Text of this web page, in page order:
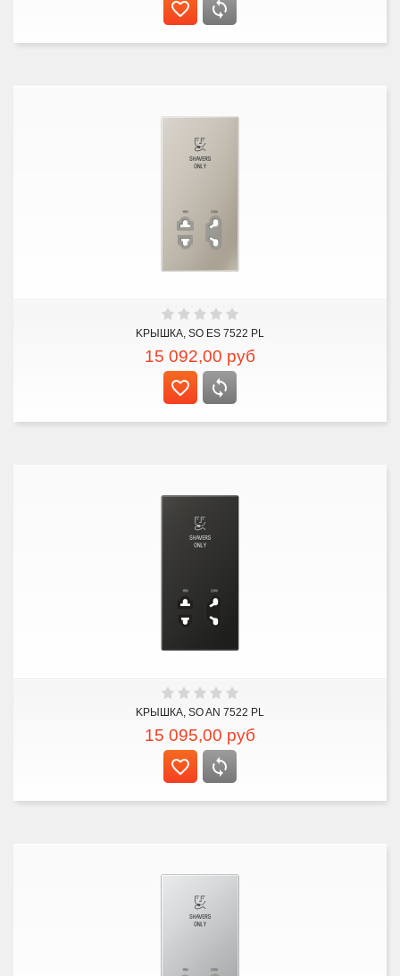
KРЫШКА, SO ES 7522 PL
15 092,00 руб
KРЫШКА, SO AN 7522 PL
15 095,00 руб